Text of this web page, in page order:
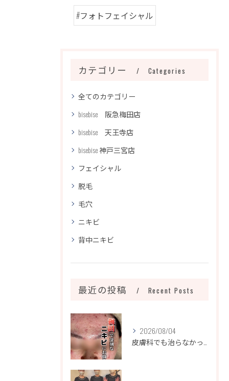
#フォトフェイシャル
カテゴリー Categories
全てのカテゴリー
bisebise 阪急梅田店
bisebise 天王寺店
bisebise 神戸三宮店
フェイシャル
脱毛
毛穴
ニキビ
背中ニキビ
最近の投稿 Recent Posts
2026/08/04
皮膚科でも治らなかったニキビ、諦めるのはまだ早いです！